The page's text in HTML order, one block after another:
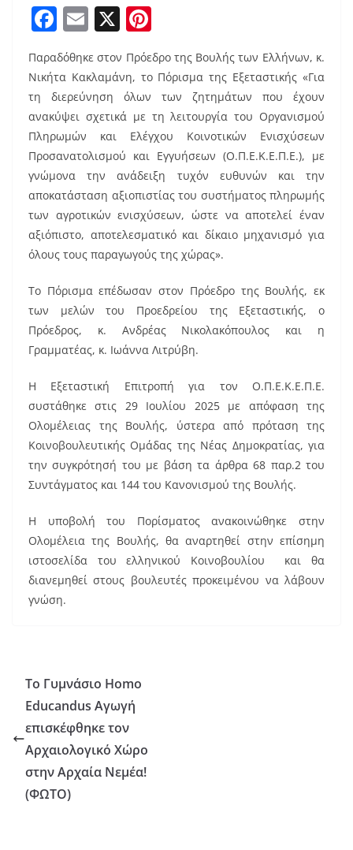
F
a
c
e
b
o
o
k
E
ai
l
X
nt
er
e
st
Παραδόθηκε στον Πρόεδρο της Βουλής των Ελλήνων, κ.
Νικήτα Κακλαμάνη, το Πόρισμα της Εξεταστικής «Για
τη διερεύνηση όλων των ζητημάτων που έχουν
ανακύψει σχετικά με τη λειτουργία του Οργανισμού
Πληρωμών και Ελέγχου Κοινοτικών Ενισχύσεων
Προσανατολισμού και Εγγυήσεων (Ο.Π.Ε.Κ.Ε.Π.Ε.), με
γνώμονα την ανάδειξη τυχόν ευθυνών και την
αποκατάσταση αξιοπιστίας του συστήματος πληρωμής
των αγροτικών ενισχύσεων, ώστε να αποτελεί έναν
αξιόπιστο, αποτελεσματικό και δίκαιο μηχανισμό για
όλους τους παραγωγούς της χώρας».
Το Πόρισμα επέδωσαν στον Πρόεδρο της Βουλής, εκ
των μελών του Προεδρείου της Εξεταστικής, ο
Πρόεδρος, κ. Ανδρέας Νικολακόπουλος και η
Γραμματέας, κ. Ιωάννα Λιτρύβη.
Η Εξεταστική Επιτροπή για τον Ο.Π.Ε.Κ.Ε.Π.Ε.
συστάθηκε στις 29 Ιουλίου 2025 με απόφαση της
Ολομέλειας της Βουλής, ύστερα από πρόταση της
Κοινοβουλευτικής Ομάδας της Νέας Δημοκρατίας, για
την συγκρότησή του με βάση τα άρθρα 68 παρ.2 του
Συντάγματος και 144 του Κανονισμού της Βουλής.
Η υποβολή του Πορίσματος ανακοινώθηκε στην
Ολομέλεια της Βουλής, θα αναρτηθεί στην επίσημη
ιστοσελίδα του ελληνικού Κοινοβουλίου και θα
διανεμηθεί στους βουλευτές προκειμένου να λάβουν
γνώση.
Το Γυμνάσιο Homo
Educandus Αγωγή
επισκέφθηκε τον
Αρχαιολογικό Χώρο
στην Αρχαία Νεμέα!
(ΦΩΤΟ)